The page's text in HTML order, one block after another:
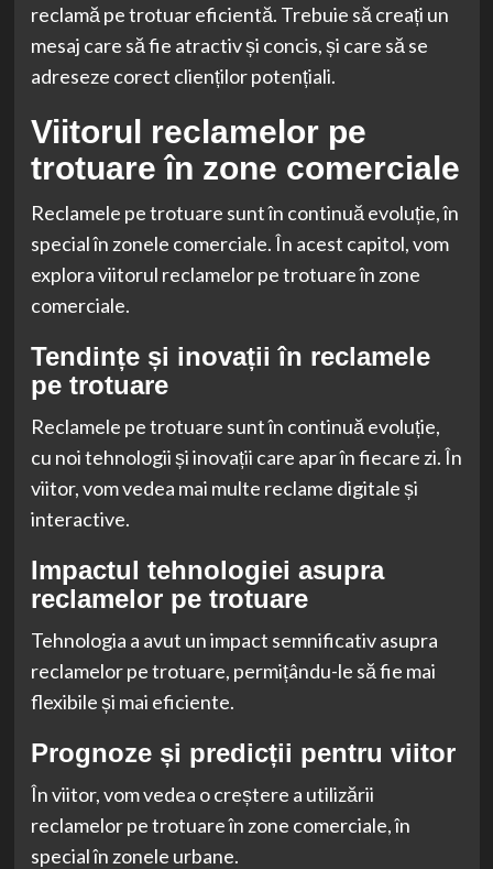
reclamă pe trotuar eficientă. Trebuie să creați un
mesaj care să fie atractiv și concis, și care să se
adreseze corect clienților potențiali.
Viitorul reclamelor pe
trotuare în zone comerciale
Reclamele pe trotuare sunt în continuă evoluție, în
special în zonele comerciale. În acest capitol, vom
explora viitorul reclamelor pe trotuare în zone
comerciale.
Tendințe și inovații în reclamele
pe trotuare
Reclamele pe trotuare sunt în continuă evoluție,
cu noi tehnologii și inovații care apar în fiecare zi. În
viitor, vom vedea mai multe reclame digitale și
interactive.
Impactul tehnologiei asupra
reclamelor pe trotuare
Tehnologia a avut un impact semnificativ asupra
reclamelor pe trotuare, permițându-le să fie mai
flexibile și mai eficiente.
Prognoze și predicții pentru viitor
În viitor, vom vedea o creștere a utilizării
reclamelor pe trotuare în zone comerciale, în
special în zonele urbane.